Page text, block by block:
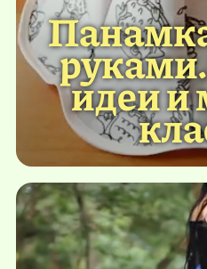
идеи и